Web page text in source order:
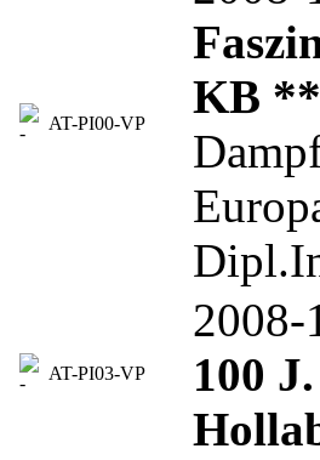
AT-PI00-VP
KB **
AT-PI03-VP
100